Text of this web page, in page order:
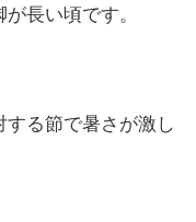
長い頃です。
る節で暑さが激し